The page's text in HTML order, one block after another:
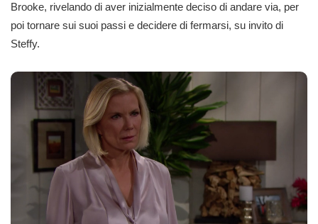
Brooke, rivelando di aver inizialmente deciso di andare via, per
poi tornare sui suoi passi e decidere di fermarsi, su invito di
Steffy.